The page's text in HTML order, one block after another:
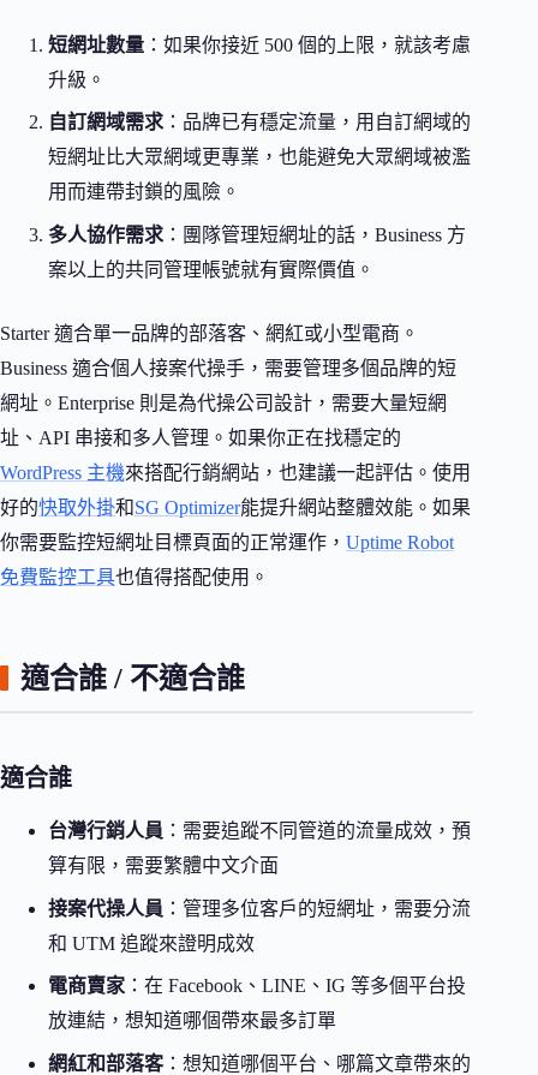
短網址數量 ：如果你接近 500 個的上限，就該考慮
升級。
自訂網域需求 ：品牌已有穩定流量，用自訂網域的
短網址比大眾網域更專業，也能避免大眾網域被濫
用而連帶封鎖的風險。
多人協作需求 ：團隊管理短網址的話，Business 方
案以上的共同管理帳號就有實際價值。
Starter 適合單一品牌的部落客、網紅或小型電商。
Business 適合個人接案代操手，需要管理多個品牌的短
網址。Enterprise 則是為代操公司設計，需要大量短網
址、API 串接和多人管理。如果你正在找穩定的
WordPress 主機來搭配行銷網站，也建議一起評估。使用
好的快取外掛和SG Optimizer能提升網站整體效能。如果
你需要監控短網址目標頁面的正常運作， Uptime Robot
免費監控工具也值得搭配使用。
適合誰 / 不適合誰
適合誰
台灣行銷人員 ：需要追蹤不同管道的流量成效，預
算有限，需要繁體中文介面
接案代操人員 ：管理多位客戶的短網址，需要分流
和 UTM 追蹤來證明成效
電商賣家 ：在 Facebook、LINE、IG 等多個平台投
放連結，想知道哪個帶來最多訂單
網紅和部落客 ：想知道哪個平台、哪篇文章帶來的